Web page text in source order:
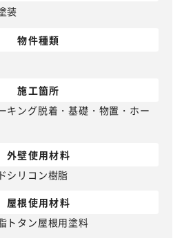
装
物件種類
施工箇所
キング脱着・基礎・物置・ホー
外壁使用材料
シリコン樹脂
屋根使用材料
トタン屋根用塗料